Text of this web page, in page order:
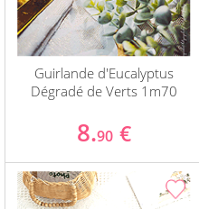
Guirlande d'Eucalyptus
Dégradé de Verts 1m70
8.90 €